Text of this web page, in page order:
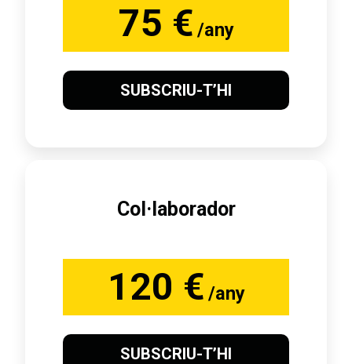
75 € /any
SUBSCRIU-T’HI
Col·laborador
120 € /any
SUBSCRIU-T’HI